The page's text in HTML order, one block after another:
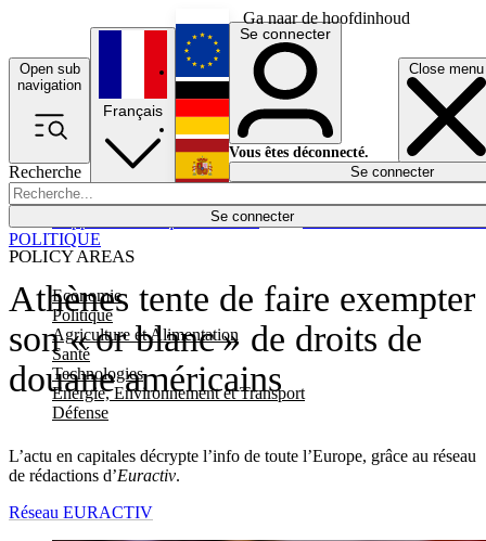
Ga naar de hoofdinhoud
Open sub
navigation
Close menu
Recherche
Se connecter
POLICY AREAS
Economie
Politique
Agriculture et Alimentation
Santé
Technologies
Energie, Environnement et Transport
Défense
Économie
Français
English
Deutsch
Español
Se connecter
Vous êtes déconnecté.
Se connecter
Athènes tente de faire exempter
son « or blanc » de droits de
douane américains
L’actu en capitales décrypte l’info de toute l’Europe, grâce au réseau
de rédactions d’Euractiv.
POLITIQUE
Réseau EURACTIV